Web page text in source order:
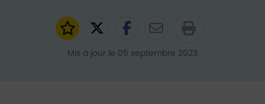
Ajouter aux favoris
Partager sur Twitter
Partager sur
Partager par
Mis à jour le 05 septembre 2023